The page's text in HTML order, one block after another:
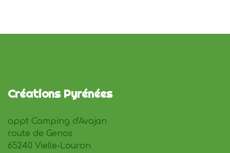
Créations Pyrénées
appt Camping d'Avajan
route de Genos
65240 Vielle-Louron